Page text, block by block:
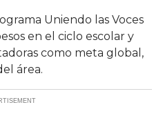
Uniendo las Voces
en el ciclo escolar y
como meta global,
área.